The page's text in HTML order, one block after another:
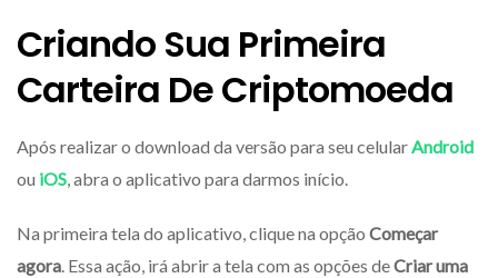
Criando Sua Primeira
Carteira De Criptomoeda
Após realizar o download da versão para seu celularAndroid
ou iOS, abra o aplicativo para darmos início.
Na primeira tela do aplicativo, clique na opção Começar
agora. Essa ação, irá abrir a tela com as opções deCriar uma